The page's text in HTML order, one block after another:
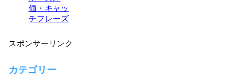
価・キャッ
チフレーズ
スポンサーリンク
カテゴリー